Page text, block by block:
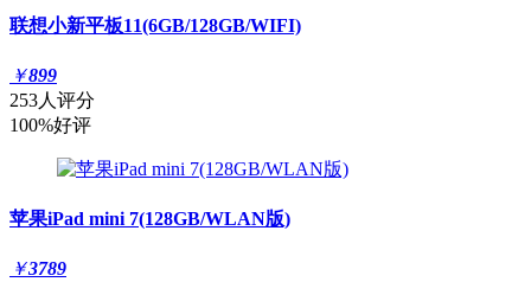
联想小新平板11(6GB/128GB/WIFI)
￥899
253人评分
100%好评
苹果iPad mini 7(128GB/WLAN版)
￥3789